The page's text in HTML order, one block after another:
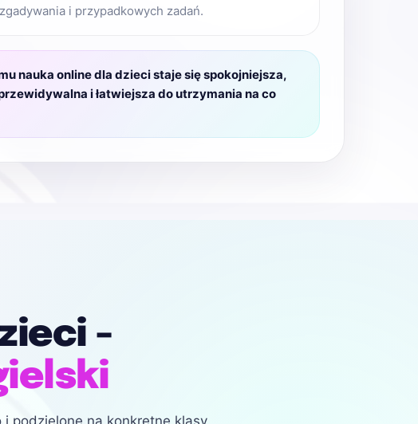
zgadywania i przypadkowych zadań.
nauka online dla dzieci staje się spokojniejsza,
i łatwiejsza do utrzymania na co
-
podzielone na konkretne klasy,